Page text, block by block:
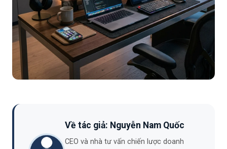
Về tác giả: Nguyễn Nam Quốc
CEO và nhà tư vấn chiến lược doanh